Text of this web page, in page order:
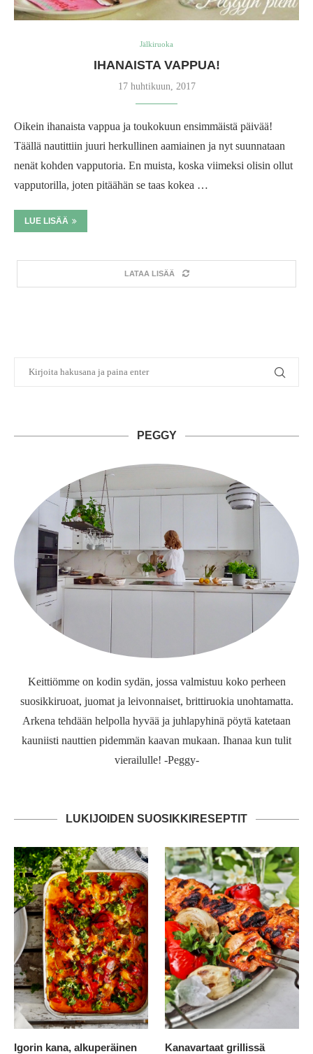
Jälkiruoka
IHANAISTA VAPPUA!
17 huhtikuun, 2017
Oikein ihanaista vappua ja toukokuun ensimmäistä päivää!
Täällä nautittiin juuri herkullinen aamiainen ja nyt suunnataan
nenät kohden vapputoria. En muista, koska viimeksi olisin ollut
vapputorilla, joten pitäähän se taas kokea …
LUE LISÄÄ
LATAA LISÄÄ
PEGGY
Keittiömme on kodin sydän, jossa valmistuu koko perheen
suosikkiruoat, juomat ja leivonnaiset, brittiruokia unohtamatta.
Arkena tehdään helpolla hyvää ja juhlapyhinä pöytä katetaan
kauniisti nauttien pidemmän kaavan mukaan. Ihanaa kun tulit
vierailulle! -Peggy-
LUKIJOIDEN SUOSIKKIRESEPTIT
Igorin kana, alkuperäinen
Kanavartaat grillissä